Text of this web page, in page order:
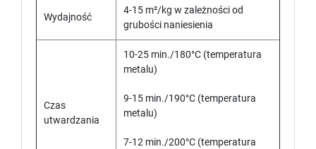
Wydajność
4-15 m²/kg w zależności od
grubości naniesienia
Czas
utwardzania
10-25 min./180°C (temperatura
metalu)
9-15 min./190°C (temperatura
metalu)
7-12 min./200°C (temperatura